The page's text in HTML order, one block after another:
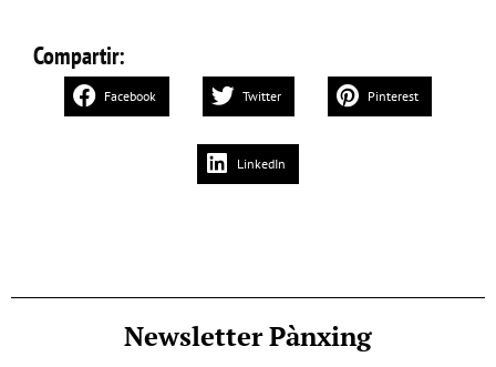
Compartir:
Facebook Twitter Pinterest
LinkedIn
Newsletter Pànxing